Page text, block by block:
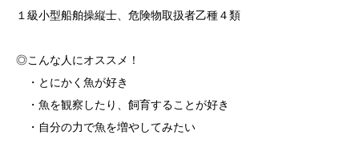
１級小型船舶操縦士、危険物取扱者乙種４類
◎こんな人にオススメ！
・とにかく魚が好き
・魚を観察したり、飼育することが好き
・自分の力で魚を増やしてみたい